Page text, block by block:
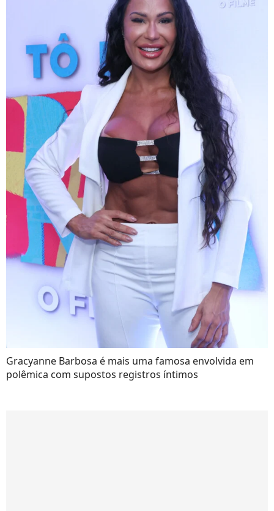
Gracyanne Barbosa é mais uma famosa envolvida em
polêmica com supostos registros íntimos